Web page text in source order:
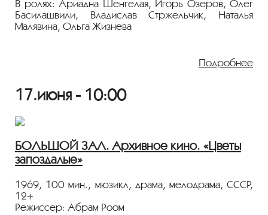
В ролях: Ариадна Шенгелая, Игорь Озеров, Олег
Басилашвили, Владислав Стржельчик, Наталья
Малявина, Ольга Жизнева
от анонимного поклонника. Им оказывается мелкий
чиновник, который, несмотря на увещевания мужа
Мелодрама по мотивам одноименной повести
Александра Куприна.
Показ пройдёт с плёнки 35 мм из коллекции
Госфильмофонда России.
Лента представлена в рамках программы
Подробнее
17.июня - 10:00
БОЛЬШОЙ ЗАЛ. Архивное кино. «Цветы
запоздалые»
1969, 100 мин., мюзикл, драма, мелодрама, СССР,
12+
Режиссер: Абрам Роом